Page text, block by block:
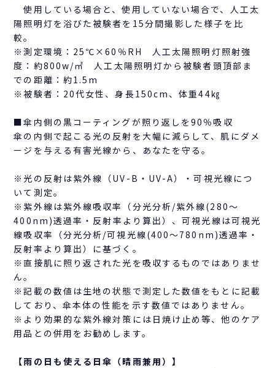
使用している場合と、使用していない場合で、人工太
陽照明灯を浴びた被験者を15分間撮影した様子を比
較。
※測定環境：25℃×60％RH 人工太陽照明灯照射強
度：約800w/㎡ 人工太陽照明灯から被験者頭頂部ま
での距離：約1.5m
※被験者：20代女性、身長150cm、体重44㎏
■傘内側の黒コーティングが照り返しを90％吸収
傘の内側で起こる光の反射を大幅に減らして、肌にダメ
ージを与える有害光線から、あなたを守る。
※光の反射は紫外線（UV-B・UV-A）・可視光線につ
いて測定。
※紫外線は紫外線吸収率（分光分析/紫外線(280～
400nm)透過率・反射率より算出）、可視光線は可視光
線吸収率（分光分析/可視光線(400～780nm)透過率・
反射率より算出）に基づく。
※直接肌に照り返された光を吸収するものではありませ
ん。
※記載の数値は生地の状態で測定した数値をもとに記載
しており、傘本体の性能を示す数値ではありません。
※より効果的な紫外線対策には日焼け止め等、他のケア
用品との併用をお勧めします。
【雨の日も使える日傘（晴雨兼用）】